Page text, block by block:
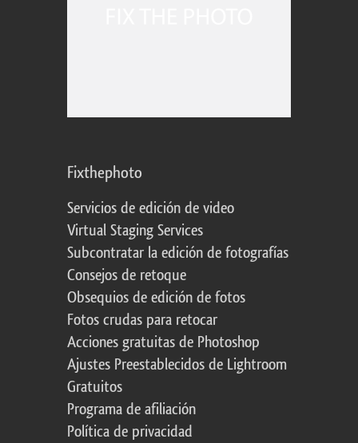
Fixthephoto
Servicios de edición de video
Virtual Staging Services
Subcontratar la edición de fotografías
Consejos de retoque
Obsequios de edición de fotos
Fotos crudas para retocar
Acciones gratuitas de Photoshop
Ajustes Preestablecidos de Lightroom
Gratuitos
Programa de afiliación
Política de privacidad